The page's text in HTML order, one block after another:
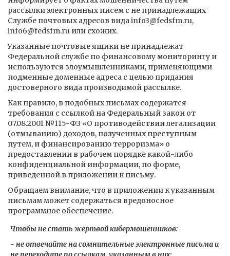
рассылки электронных писем с не принадлежащих
Службе почтовых адресов вида info3@fedsfm.ru,
info6@fedsfm.ru или схожих.
Указанные почтовые ящики не принадлежат
Федеральной службе по финансовому мониторингу и
используются злоумышленниками, применяющими
подменные доменные адреса с целью придания
достоверного вида производимой рассылке.
Как правило, в подобных письмах содержатся
требования с ссылкой на Федеральный закон от
07.08.2001 №115-ФЗ «О противодействии легализации
(отмыванию) доходов, полученных преступным
путем, и финансированию терроризма» о
предоставлении в рабочем порядке какой-либо
конфиденциальной информации, по форме,
приведенной в приложении к письму.
Обращаем внимание, что в приложении к указанным
письмам может содержаться вредоносное
программное обеспечение.
Чтобы не стать жертвой кибермошенников:
- не отвечайте на сомнительные электронные письма и